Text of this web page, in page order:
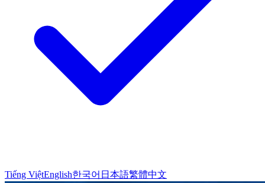
Tiếng ViệtEnglish한국어 日本語繁體中文